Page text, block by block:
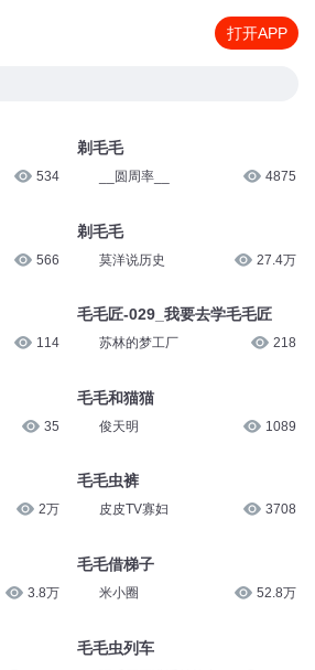
打开APP
534
566
114
35
2万
3.8万
剃毛毛
__圆周率__ 4875
剃毛毛
莫洋说历史 27.4万
毛毛匠-029_我要去学毛毛匠
苏林的梦工厂 218
毛毛和猫猫
俊天明 1089
毛毛虫裤
皮皮TV寡妇 3708
毛毛借梯子
米小圈 52.8万
毛毛虫列车